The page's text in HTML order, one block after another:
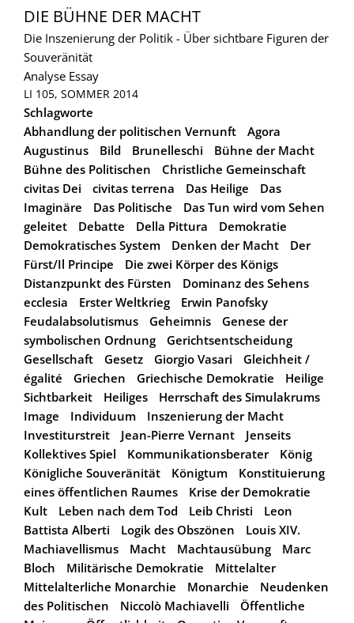
DIE BÜHNE DER MACHT
Die Inszenierung der Politik - Über sichtbare Figuren der
Souveränität
Analyse Essay
LI 105, SOMMER 2014
Schlagworte
Abhandlung der politischen Vernunft
Agora
Augustinus
Bild Brunelleschi
Bühne der Macht
Bühne des Politischen
Christliche Gemeinschaft
civitas Dei
civitas terrena Das Heilige
Das
Imaginäre
Das Politische
Das Tun wird vom Sehen
geleitet
Debatte Della Pittura
Demokratie
Demokratisches System
Denken der Macht
Der
Fürst/Il Principe
Die zwei Körper des Königs
Distanzpunkt des Fürsten
Dominanz des Sehens
ecclesia
Erster Weltkrieg
Erwin Panofsky
Feudalabsolutismus
Geheimnis
Genese der
symbolischen Ordnung
Gerichtsentscheidung
Gesellschaft
Gesetz Giorgio Vasari
Gleichheit /
égalité
Griechen Griechische Demokratie
Heilige
Sichtbarkeit
Heiliges
Herrschaft des Simulakrums
Image
Individuum
Inszenierung der Macht
Investiturstreit
Jean-Pierre Vernant
Jenseits
Kollektives Spiel
Kommunikationsberater
König
Königliche Souveränität
Königtum
Konstituierung
eines öffentlichen Raumes
Krise der Demokratie
Kult
Leben nach dem Tod Leib Christi
Leon
Battista Alberti
Logik des Obszönen
Louis XIV.
Machiavellismus
Macht Machtausübung
Marc
Bloch
Militärische Demokratie
Mittelalter
Mittelalterliche Monarchie
Monarchie
Neudenken
des Politischen
Niccolò Machiavelli
Öffentliche